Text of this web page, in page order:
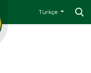
Türkçe